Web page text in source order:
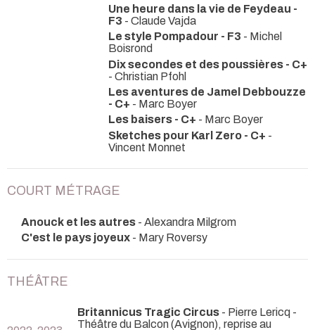
Une heure dans la vie de Feydeau -
F3 - Claude Vajda
Le style Pompadour - F3 - Michel
Boisrond
Dix secondes et des poussières - C+
- Christian Pfohl
Les aventures de Jamel Debbouzze
- C+ - Marc Boyer
Les baisers - C+ - Marc Boyer
Sketches pour Karl Zero - C+ -
Vincent Monnet
COURT MÉTRAGE
Anouck et les autres - Alexandra Milgrom
C'est le pays joyeux - Mary Roversy
THÉÂTRE
Britannicus Tragic Circus - Pierre Lericq -
Théâtre du Balcon (Avignon), reprise au